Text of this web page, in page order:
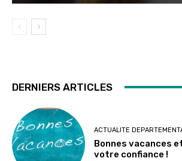
DERNIERS ARTICLES
ACTUALITE
Bonnes vacances
votre confiance !